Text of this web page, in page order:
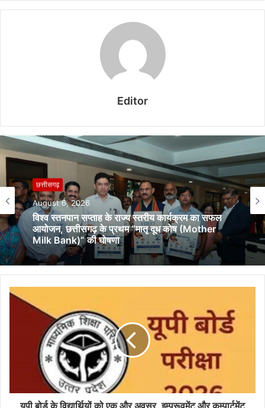
Editor
छत्तीसगढ़
August 6, 2026
विश्व स्तनपान सप्ताह के राज्य स्तरीय कार्यक्रम का सफल
आयोजन, छत्तीसगढ़ के प्रथम “मातृ दूध कोष (Mother
Milk Bank)” की घोषणा
यूपी बोर्ड के विद्यार्थियों को एक और अवसर, इम्प्रूवमेंट और कम्पार्टमेंट